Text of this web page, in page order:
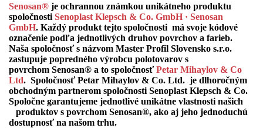
Senosan® je ochrannou známkou unikátneho produktu
spoločnosti Senoplast Klepsch & Co. GmbH · Senosan
GmbH. Každý produkt tejto spoločnosti má svoje kódové
označenie podľa jednotlivých druhov povrchov a farieb.
Naša spoločnosť s názvom Master Profil Slovensko s.r.o.
zastupuje popredného výrobcu polotovarov s
povrchom Senosan® a to spoločnosťPetar Mihaylov & Co
Ltd. SpoločnosťPetar Mihaylov & Co. Ltd. je dlhoročným
obchodným partnerom spoločnosti Senoplast Klepsch & Co.
Spoločne garantujeme jednotlivé unikátne vlastnosti našich
produktov s povrchom Senosan®, ako aj jeho jednoduchú
dostupnosť na našom trhu.